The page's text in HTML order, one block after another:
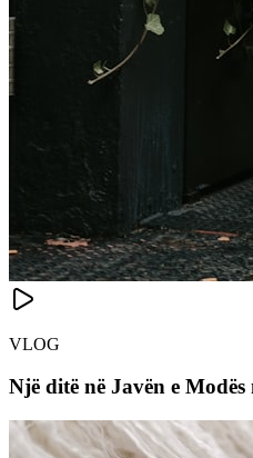
VLOG
Një ditë në Javën e